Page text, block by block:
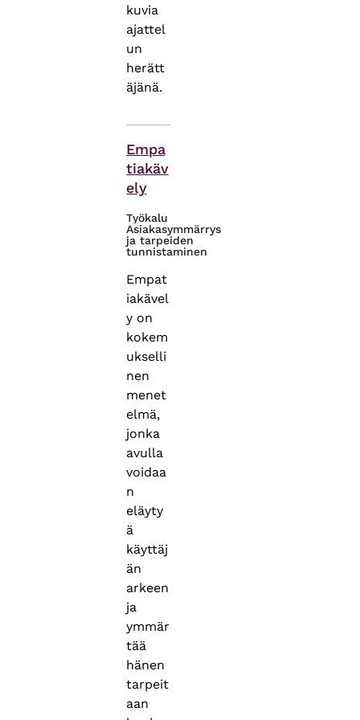
kuvia
ajattel
un
herätt
äjänä.
Empa
tiakäv
ely
Työkalu
Asiakasymmärrys
ja tarpeiden
tunnistaminen
Empat
iakävel
y on
kokem
ukselli
nen
menet
elmä,
jonka
avulla
voidaa
n
eläyty
ä
käyttäj
än
arkeen
ja
ymmär
tää
hänen
tarpeit
aan